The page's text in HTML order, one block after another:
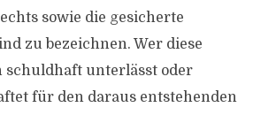
sowie die gesicherte
zu bezeichnen. Wer diese
schuldhaft unterlässt oder
für den daraus entstehenden